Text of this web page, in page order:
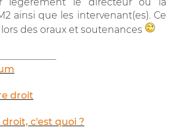
légèrement le directeur ou la
ainsi que les intervenant(es). Ce
des oraux et soutenances
droit
droit, c'est quoi ?